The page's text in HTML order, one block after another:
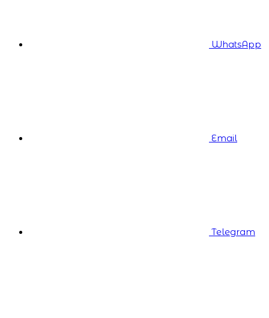
WhatsApp
Email
Telegram